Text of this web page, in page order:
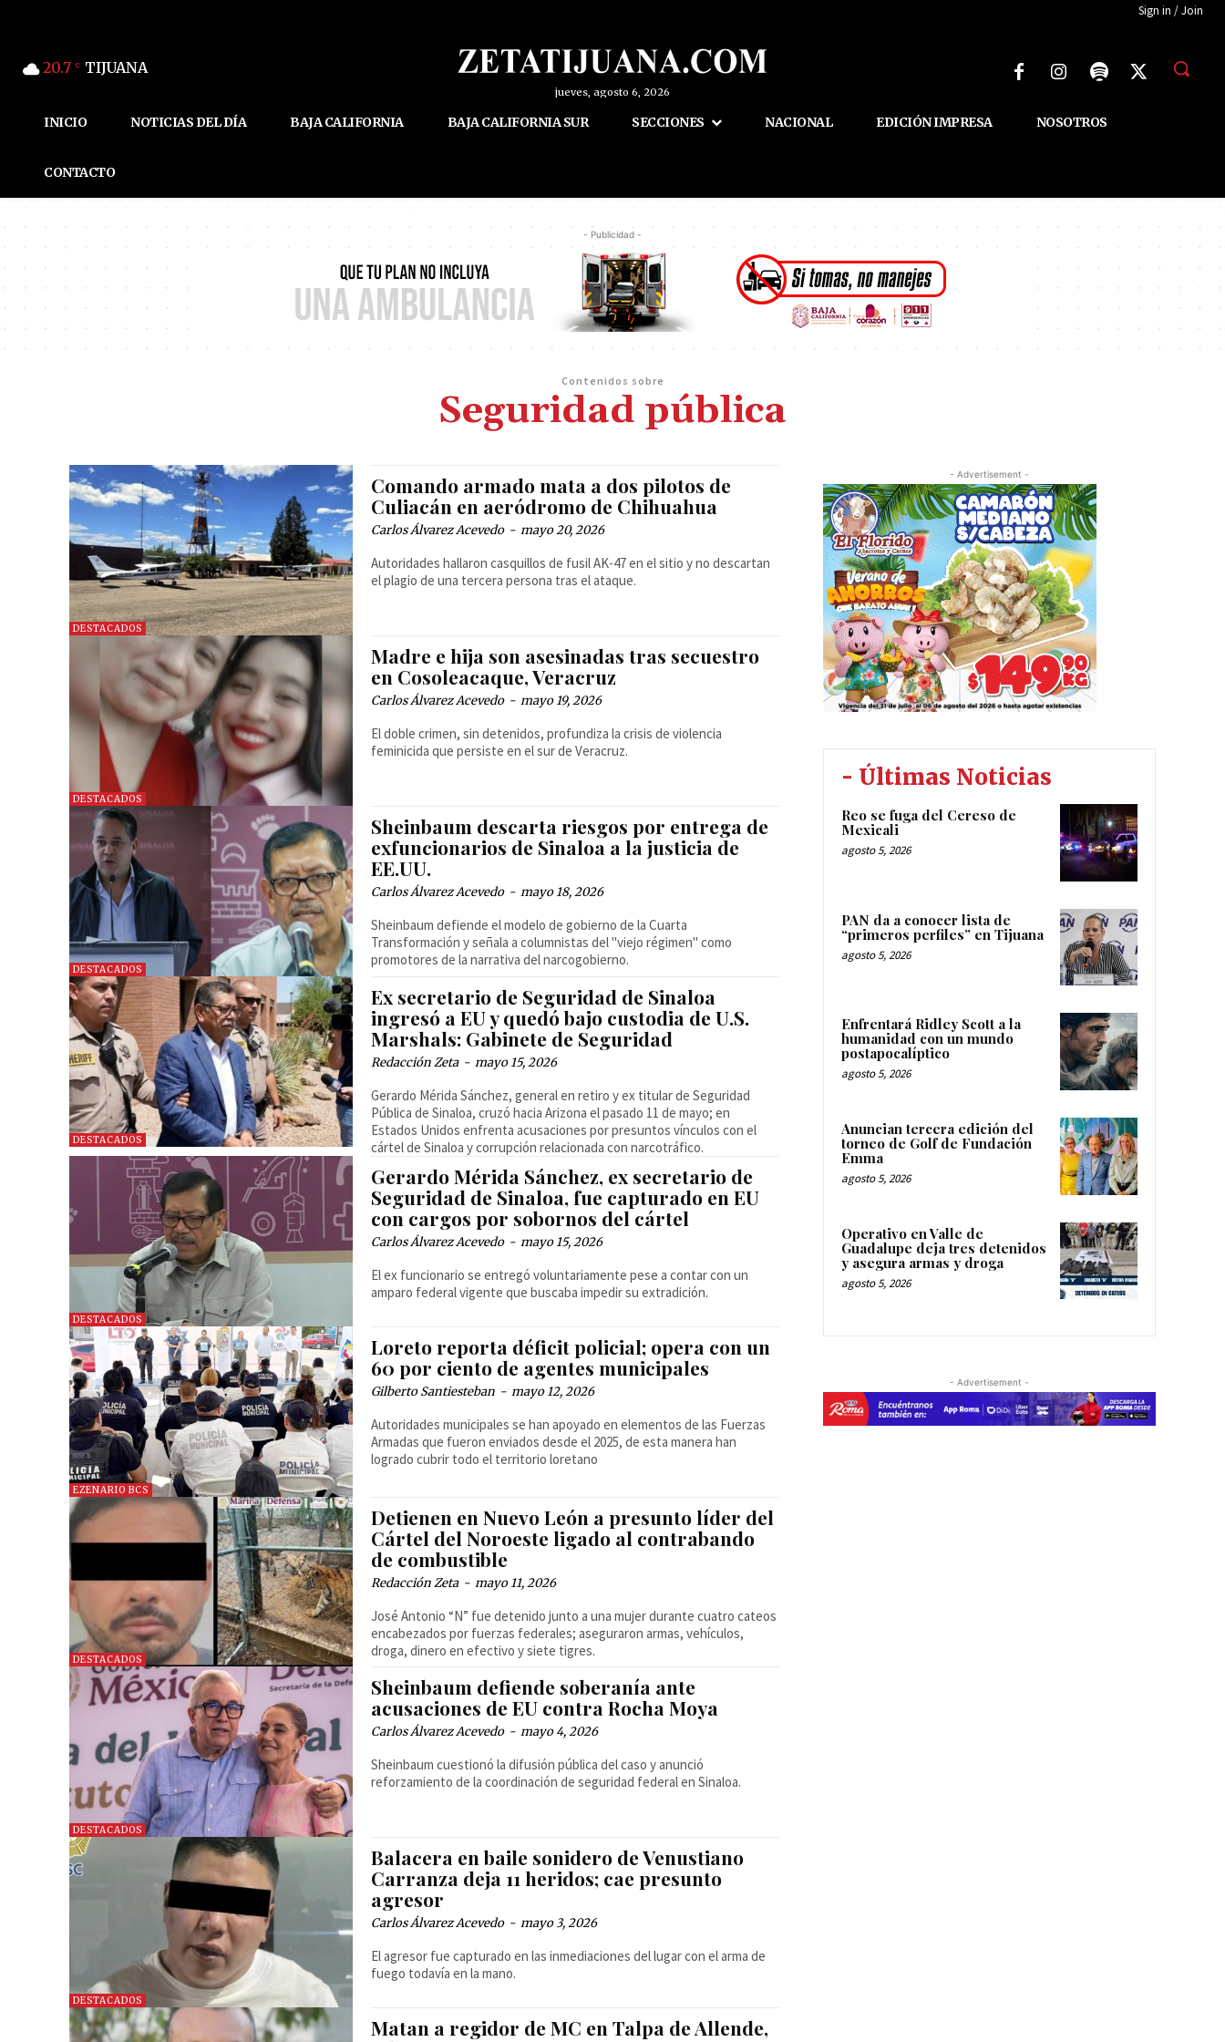
Sign in / Join
20.7 C TIJUANA
jueves, agosto 6, 2026
INICIO NOTICIAS DEL DÍA BAJA CALIFORNIA BAJA CALIFORNIA SUR SECCIONES NACIONAL EDICIÓN IMPRESA NOSOTROS
CONTACTO
- Publicidad -
Contenidos sobre
Seguridad pública
DESTACADOS
Comando armado mata a dos pilotos de
Culiacán en aeródromo de Chihuahua
Carlos Álvarez Acevedo - mayo 20, 2026
Autoridades hallaron casquillos de fusil AK-47 en el sitio y no descartan
el plagio de una tercera persona tras el ataque.
DESTACADOS
Madre e hija son asesinadas tras secuestro
en Cosoleacaque, Veracruz
Carlos Álvarez Acevedo - mayo 19, 2026
El doble crimen, sin detenidos, profundiza la crisis de violencia
feminicida que persiste en el sur de Veracruz.
DESTACADOS
Sheinbaum descarta riesgos por entrega de
exfuncionarios de Sinaloa a la justicia de
EE.UU.
Carlos Álvarez Acevedo - mayo 18, 2026
Sheinbaum defiende el modelo de gobierno de la Cuarta
Transformación y señala a columnistas del "viejo régimen" como
promotores de la narrativa del narcogobierno.
DESTACADOS
Ex secretario de Seguridad de Sinaloa
ingresó a EU y quedó bajo custodia de U.S.
Marshals: Gabinete de Seguridad
Redacción Zeta - mayo 15, 2026
Gerardo Mérida Sánchez, general en retiro y ex titular de Seguridad
Pública de Sinaloa, cruzó hacia Arizona el pasado 11 de mayo; en
Estados Unidos enfrenta acusaciones por presuntos vínculos con el
cártel de Sinaloa y corrupción relacionada con narcotráfico.
DESTACADOS
Gerardo Mérida Sánchez, ex secretario de
Seguridad de Sinaloa, fue capturado en EU
con cargos por sobornos del cártel
Carlos Álvarez Acevedo - mayo 15, 2026
El ex funcionario se entregó voluntariamente pese a contar con un
amparo federal vigente que buscaba impedir su extradición.
EZENARIO BCS
Loreto reporta déficit policial; opera con un
60 por ciento de agentes municipales
Gilberto Santiesteban - mayo 12, 2026
Autoridades municipales se han apoyado en elementos de las Fuerzas
Armadas que fueron enviados desde el 2025, de esta manera han
logrado cubrir todo el territorio loretano
DESTACADOS
Detienen en Nuevo León a presunto líder del
Cártel del Noroeste ligado al contrabando
de combustible
Redacción Zeta - mayo 11, 2026
José Antonio “N” fue detenido junto a una mujer durante cuatro cateos
encabezados por fuerzas federales; aseguraron armas, vehículos,
droga, dinero en efectivo y siete tigres.
DESTACADOS
Sheinbaum defiende soberanía ante
acusaciones de EU contra Rocha Moya
Carlos Álvarez Acevedo - mayo 4, 2026
Sheinbaum cuestionó la difusión pública del caso y anunció
reforzamiento de la coordinación de seguridad federal en Sinaloa.
DESTACADOS
Balacera en baile sonidero de Venustiano
Carranza deja 11 heridos; cae presunto
agresor
Carlos Álvarez Acevedo - mayo 3, 2026
El agresor fue capturado en las inmediaciones del lugar con el arma de
fuego todavía en la mano.
Matan a regidor de MC en Talpa de Allende,
- Advertisement -
- Últimas Noticias
Reo se fuga del Cereso de
Mexicali
agosto 5, 2026
PAN da a conocer lista de
“primeros perfiles” en Tijuana
agosto 5, 2026
Enfrentará Ridley Scott a la
humanidad con un mundo
postapocalíptico
agosto 5, 2026
Anuncian tercera edición del
torneo de Golf de Fundación
Emma
agosto 5, 2026
Operativo en Valle de
Guadalupe deja tres detenidos
y asegura armas y droga
agosto 5, 2026
- Advertisement -